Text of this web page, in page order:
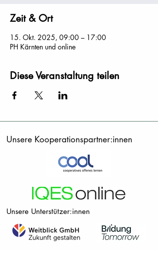
Zeit & Ort
15. Okt. 2025, 09:00 – 17:00
PH Kärnten und online
Diese Veranstaltung teilen
Unsere Kooperationspartner:innen
Unsere Unterstützer:innen